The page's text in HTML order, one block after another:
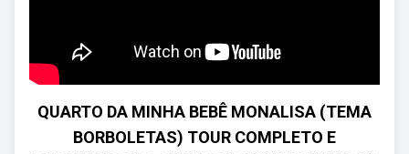
QUARTO DA MINHA BEBÊ MONALISA (TEMA
BORBOLETAS) TOUR COMPLETO E